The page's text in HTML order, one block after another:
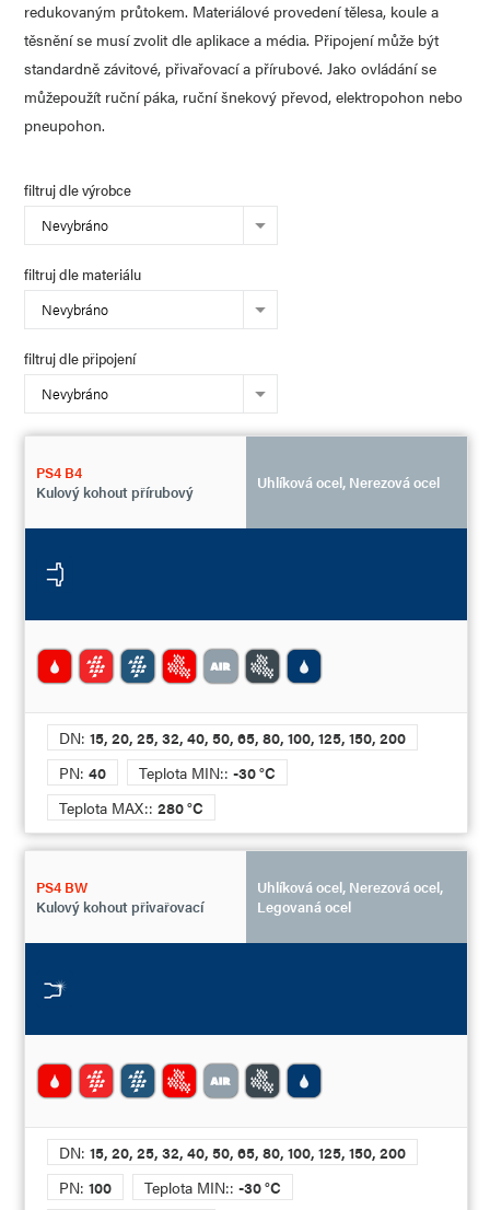
redukovaným průtokem. Materiálové provedení tělesa, koule a
těsnění se musí zvolit dle aplikace a média. Připojení může být
standardně závitové, přivařovací a přírubové. Jako ovládání se
můžepoužít ruční páka, ruční šnekový převod, elektropohon nebo
pneupohon.
filtruj dle výrobce
Nevybráno
filtruj dle materiálu
Nevybráno
filtruj dle připojení
Nevybráno
PS4 B4
Kulový kohout přírubový
Uhlíková ocel, Nerezová ocel
DN:15, 20, 25, 32, 40, 50, 65, 80, 100, 125, 150, 200
PN:40 Teplota MIN::-30 °C
Teplota MAX::280 °C
PS4 BW
Kulový kohout přivařovací
Uhlíková ocel, Nerezová ocel,
Legovaná ocel
DN:15, 20, 25, 32, 40, 50, 65, 80, 100, 125, 150, 200
PN:100 Teplota MIN::-30 °C